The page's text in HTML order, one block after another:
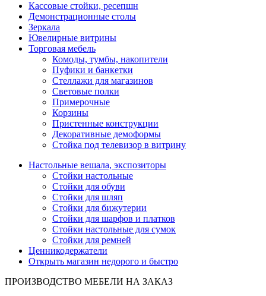
Кассовые стойки, ресепшн
Демонстрационные столы
Зеркала
Ювелирные витрины
Торговая мебель
Комоды, тумбы, накопители
Пуфики и банкетки
Стеллажи для магазинов
Световые полки
Примерочные
Корзины
Пристенные конструкции
Декоративные демоформы
Стойка под телевизор в витрину
Настольные вешала, экспозиторы
Стойки настольные
Стойки для обуви
Стойки для шляп
Стойки для бижутерии
Стойки для шарфов и платков
Стойки настольные для сумок
Стойки для ремней
Ценникодержатели
Открыть магазин недорого и быстро
ПРОИЗВОДСТВО МЕБЕЛИ НА ЗАКАЗ